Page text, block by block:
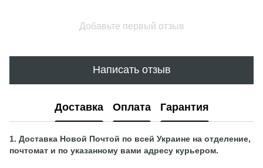
Добавьте первый отзыв
Написать отзыв
Доставка Оплата Гарантия
1. Доставка Новой Почтой по всей Украине на отделение,
почтомат и по указанному вами адресу курьером.